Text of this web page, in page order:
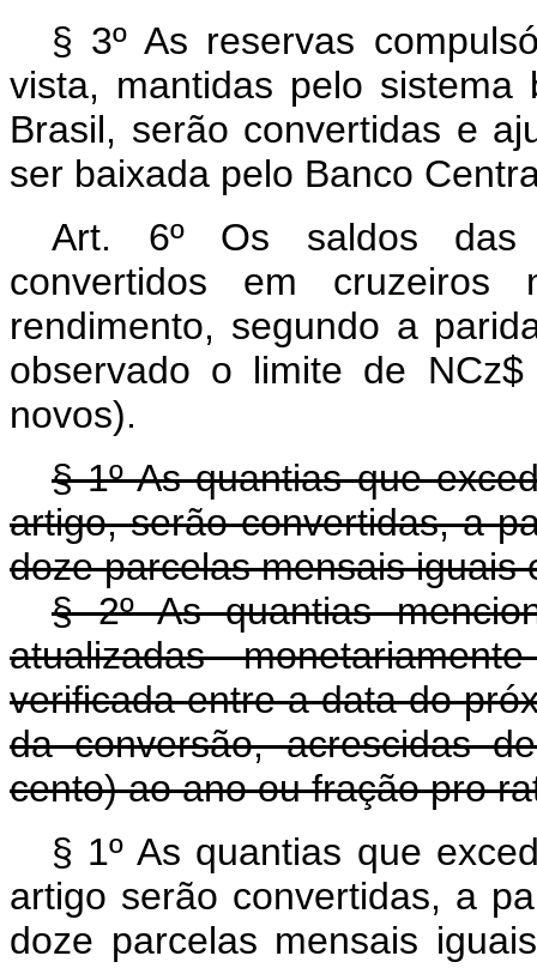
§ 3º As reservas
vista, mantidas pelo
Brasil, serão convertidas e
ser baixada pelo Banco
Art. 6º Os saldos das
convertidos em
rendimento, segundo a
observado o limite de
novos).
§ 1º As quantias que
artigo, serão convertidas, a
doze parcelas mensais iguais
§ 2º As quantias
atualizadas
verificada entre a data do
da conversão, acrescidas
cento) ao ano ou fração pro
§ 1º As quantias que
artigo serão convertidas, a
doze parcelas mensais